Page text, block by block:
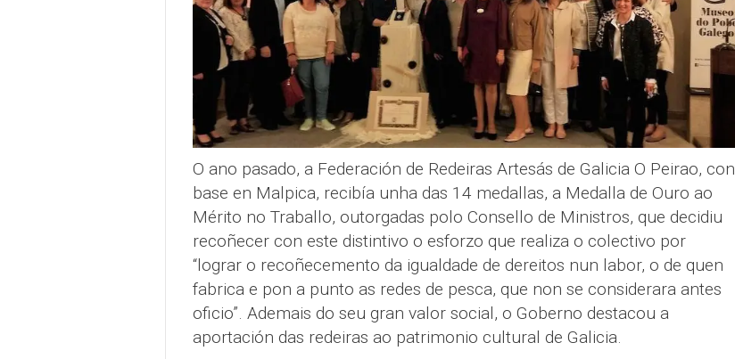
O ano pasado, a Federación de Redeiras Artesás de Galicia O Peirao, con
base en Malpica, recibía unha das 14 medallas, a Medalla de Ouro ao
Mérito no Traballo, outorgadas polo Consello de Ministros, que decidiu
recoñecer con este distintivo o esforzo que realiza o colectivo por
“lograr o recoñecemento da igualdade de dereitos nun labor, o de quen
fabrica e pon a punto as redes de pesca, que non se considerara antes
oficio”. Ademais do seu gran valor social, o Goberno destacou a
aportación das redeiras ao patrimonio cultural de Galicia.